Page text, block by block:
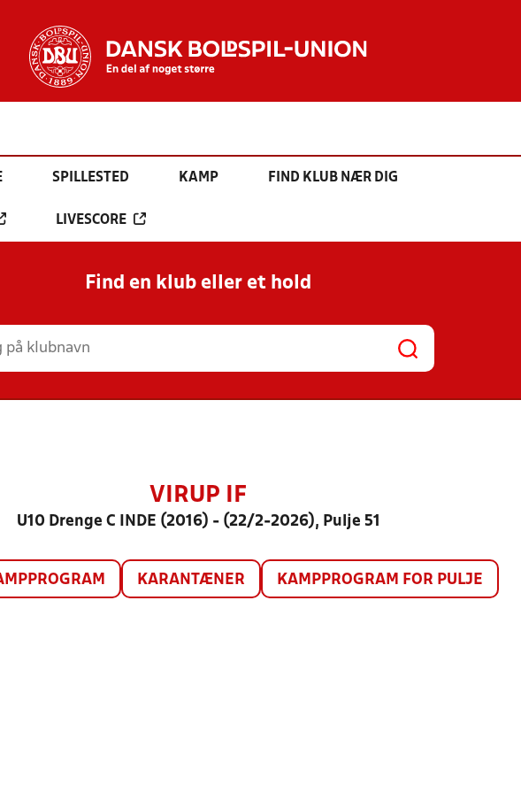
SPILLESTED KAMP FIND KLUB NÆR DIG
LIVESCORE
Find en klub eller et hold
VIRUP IF
U10 Drenge C INDE (2016) - (22/2-2026), Pulje 51
KARANTÆNER KAMPPROGRAM FOR PULJE